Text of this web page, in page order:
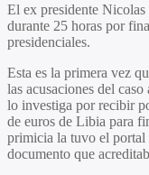
El ex presidente
durante 25 horas por
presidenciales.
Esta es la primera vez
las acusaciones del
lo investiga por recibir
de euros de Libia para
primicia la tuvo el portal
documento que